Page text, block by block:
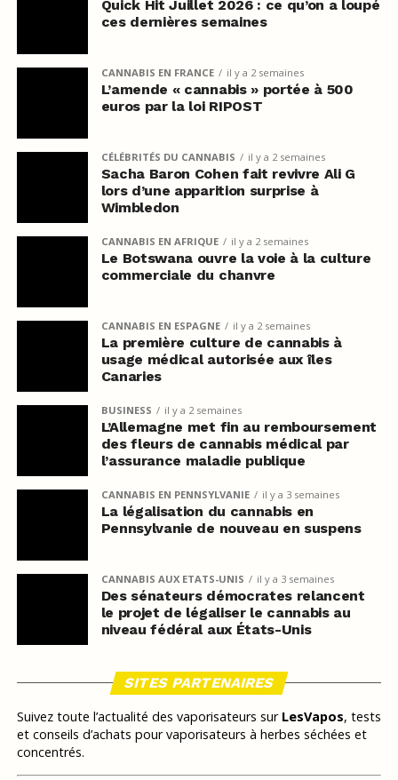
Quick Hit Juillet 2026 : ce qu’on a loupé
ces dernières semaines
CANNABIS EN FRANCE il y a 2 semaines
L’amende « cannabis » portée à 500
euros par la loi RIPOST
CÉLÉBRITÉS DU CANNABIS il y a 2 semaines
Sacha Baron Cohen fait revivre Ali G
lors d’une apparition surprise à
Wimbledon
CANNABIS EN AFRIQUE il y a 2 semaines
Le Botswana ouvre la voie à la culture
commerciale du chanvre
CANNABIS EN ESPAGNE il y a 2 semaines
La première culture de cannabis à
usage médical autorisée aux îles
Canaries
BUSINESS il y a 2 semaines
L’Allemagne met fin au remboursement
des fleurs de cannabis médical par
l’assurance maladie publique
CANNABIS EN PENNSYLVANIE il y a 3 semaines
La légalisation du cannabis en
Pennsylvanie de nouveau en suspens
CANNABIS AUX ETATS-UNIS il y a 3 semaines
Des sénateurs démocrates relancent
le projet de légaliser le cannabis au
niveau fédéral aux États-Unis
SITES PARTENAIRES
Suivez toute l’actualité des vaporisateurs sur LesVapos, tests
et conseils d’achats pour vaporisateurs à herbes séchées et
concentrés.